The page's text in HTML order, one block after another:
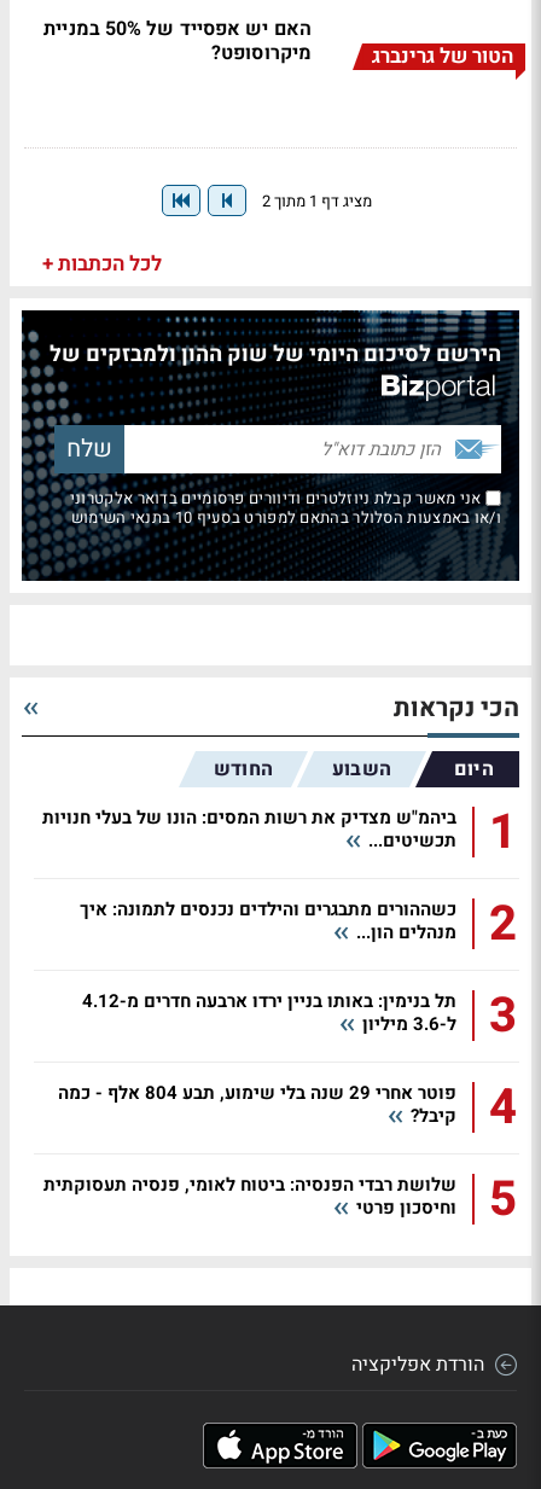
הטור של גרינברג
האם יש אפסייד של 50% במניית
מיקרוסופט?
מציג דף 1 מתוך 2
לכל הכתבות +
הירשם לסיכום היומי של שוק ההון ולמבזקים של
אני מאשר קבלת ניוזלטרים ודיוורים פרסומיים בדואר אלקטרוני
ו/או באמצעות הסלולר בהתאם למפורט בסעיף 10 בתנאי השימוש
הכי נקראות
היום השבוע החודש
1
ביהמ"ש מצדיק את רשות המסים: הונו של בעלי חנויות
תכשיטים...
2
כשההורים מתבגרים והילדים נכנסים לתמונה: איך
מנהלים הון...
3
תל בנימין: באותו בניין ירדו ארבעה חדרים מ-4.12
ל-3.6 מיליון
4
פוטר אחרי 29 שנה בלי שימוע, תבע 804 אלף - כמה
קיבל?
5
שלושת רבדי הפנסיה: ביטוח לאומי, פנסיה תעסוקתית
וחיסכון פרטי
הורדת אפליקציה